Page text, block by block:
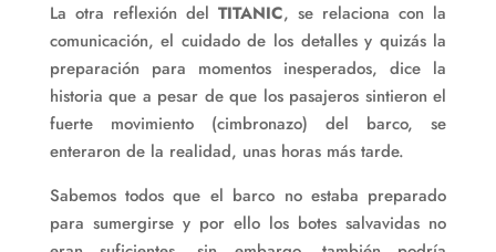
La otra reflexión del TITANIC, se relaciona con la
comunicación, el cuidado de los detalles y quizás la
preparación para momentos inesperados, dice la
historia que a pesar de que los pasajeros sintieron el
fuerte movimiento (cimbronazo) del barco, se
enteraron de la realidad, unas horas más tarde.
Sabemos todos que el barco no estaba preparado
para sumergirse y por ello los botes salvavidas no